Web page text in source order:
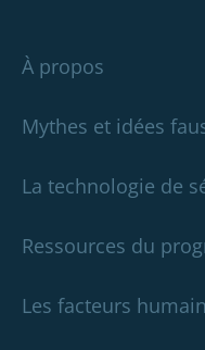
À propos
Mythes et idées
La technologie de
Ressources du
Les facteurs humain